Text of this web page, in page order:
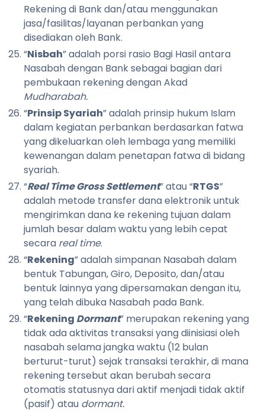
Rekening di Bank dan/atau menggunakan
jasa/fasilitas/layanan perbankan yang
disediakan oleh Bank.
“Nisbah” adalah porsi rasio Bagi Hasil antara
Nasabah dengan Bank sebagai bagian dari
pembukaan rekening dengan Akad
Mudharabah.
“Prinsip Syariah” adalah prinsip hukum Islam
dalam kegiatan perbankan berdasarkan fatwa
yang dikeluarkan oleh lembaga yang memiliki
kewenangan dalam penetapan fatwa di bidang
syariah.
“Real Time Gross Settlement” atau “RTGS”
adalah metode transfer dana elektronik untuk
mengirimkan dana ke rekening tujuan dalam
jumlah besar dalam waktu yang lebih cepat
secara real time.
“Rekening” adalah simpanan Nasabah dalam
bentuk Tabungan, Giro, Deposito, dan/atau
bentuk lainnya yang dipersamakan dengan itu,
yang telah dibuka Nasabah pada Bank.
“Rekening Dormant” merupakan rekening yang
tidak ada aktivitas transaksi yang diinisiasi oleh
nasabah selama jangka waktu (12 bulan
berturut-turut) sejak transaksi terakhir, di mana
rekening tersebut akan berubah secara
otomatis statusnya dari aktif menjadi tidak aktif
(pasif) atau dormant.